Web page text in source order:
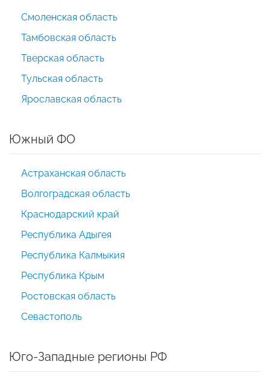
Смоленская область
Тамбовская область
Тверская область
Тульская область
Ярославская область
Южный ФО
Астраханская область
Волгоградская область
Краснодарский край
Республика Адыгея
Республика Калмыкия
Республика Крым
Ростовская область
Севастополь
Юго-Западные регионы РФ